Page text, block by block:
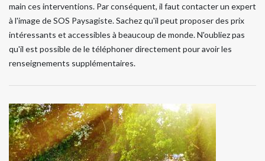
main ces interventions. Par conséquent, il faut contacter un expert
à l'image de SOS Paysagiste. Sachez qu'il peut proposer des prix
intéressants et accessibles à beaucoup de monde. N'oubliez pas
qu'il est possible de le téléphoner directement pour avoir les
renseignements supplémentaires.